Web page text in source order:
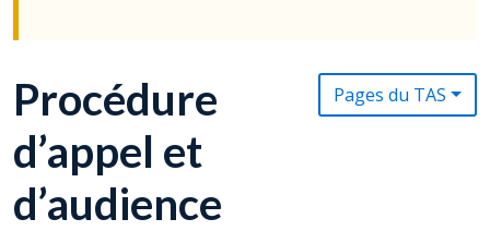
Procédure
d’appel et
d’audience
Pages du TAS